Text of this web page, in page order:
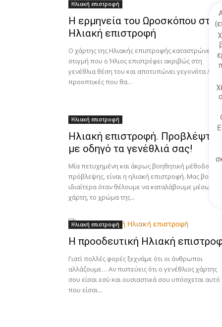
Ηλιακή επιστροφή
Η ερμηνεία του Ωροσκόπου στην
Ηλιακή επιστροφή
Ο χάρτης της Ηλιακής επιστροφής καταστρώνεται
στιγμή που ο Ήλιος επιστρέφει ακριβώς στη
γενέθλια θέση του και αποτυπώνει γεγονότα /
προοπτικές που θα...
Ηλιακή επιστροφή
Ηλιακή επιστροφή. Προβλέψτε,
με οδηγό τα γενέθλιά σας!
Μία πετυχημένη και άκρως βοηθητική μέθοδος
πρόβλεψης, είναι η ηλιακή επιστροφή. Μας βοηθά
ιδιαίτερα όταν θέλουμε να καταλάβουμε μέσω του
χάρτη, το χρώμα της...
Ηλιακή επιστροφή
Η προοδευτική Ηλιακή
Γιατί πολλές φορές ξεχνάμε ότι οι άνθρωποι
αλλάζουμε… Αν πιστεύεις ότι ο γενέθλιος χάρτης
σου είσαι εσύ και ουσιαστικά σου υπόσχεται αυτό
που είσαι...